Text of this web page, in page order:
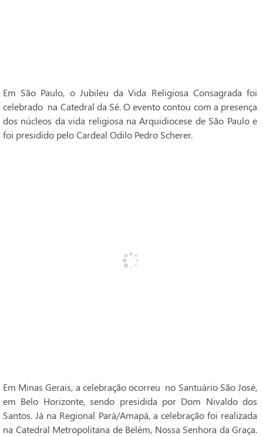
Em São Paulo, o Jubileu da Vida Religiosa Consagrada foi
celebrado na Catedral da Sé. O evento contou com a presença
dos núcleos da vida religiosa na Arquidiocese de São Paulo e
foi presidido pelo Cardeal Odilo Pedro Scherer.
Em Minas Gerais, a celebração ocorreu no Santuário São José,
em Belo Horizonte, sendo presidida por Dom Nivaldo dos
Santos. Já na Regional Pará/Amapá, a celebração foi realizada
na Catedral Metropolitana de Belém, Nossa Senhora da Graça.